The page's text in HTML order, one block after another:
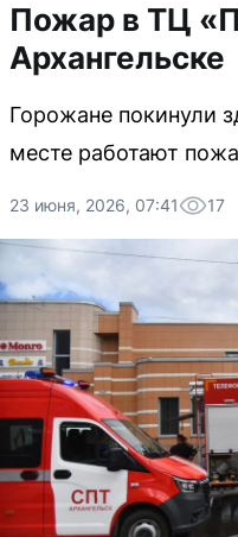
Пожар в ТЦ
Архангельске
Горожане покинули
месте работают
23 июня, 2026, 07:41 17